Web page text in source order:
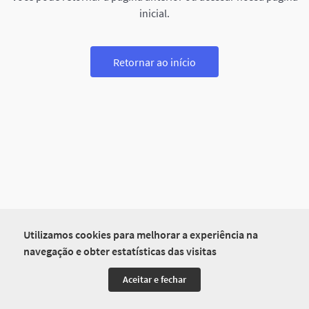
Utilizamos cookies para melhorar a experiência na
navegação e obter estatísticas das visitas
Aceitar e fechar
inicial.
Retornar ao início